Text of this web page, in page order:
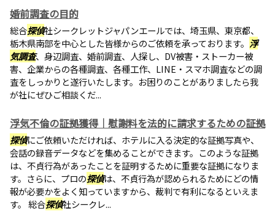
婚前調査の目的
総合探偵社シークレットジャパンエールでは、埼玉県、東京都、
栃木県南部を中心とした皆様からのご依頼を承っております。 浮
気調査、身辺調査、婚前調査、人探し、DV被害・ストーカー被
害、企業からの各種調査、各種工作、LINE・スマホ調査などの調
査をしっかりと遂行いたします。お困りのことがありましたら我
が社にぜひご相談くだ...
浮気不倫の証拠獲得｜慰謝料を法的に請求するための証拠
探偵にご依頼いただければ、ホテルに入る決定的な証拠写真や、
会話の録音データなどを集めることができます。このような証拠
は、不貞行為があったことを証明するために重要な証拠になりま
す。さらに、プロの探偵は、不貞行為が認められるためにどの情
報が必要かをよく知っていますから、裁判で有利になるといえま
す。 総合探偵社シークレ...